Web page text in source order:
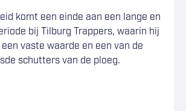
komt een einde aan een lange en
bij Tilburg Trappers, waarin hij
vaste waarde en een van de
schutters van de ploeg.